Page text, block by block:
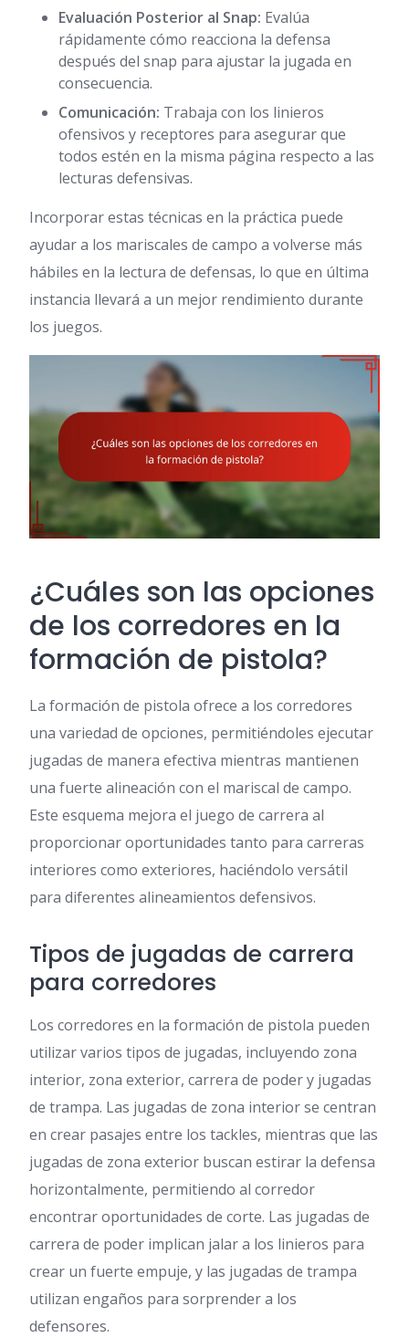
Evaluación Posterior al Snap: Evalúa
rápidamente cómo reacciona la defensa
después del snap para ajustar la jugada en
consecuencia.
Comunicación: Trabaja con los linieros
ofensivos y receptores para asegurar que
todos estén en la misma página respecto a las
lecturas defensivas.
Incorporar estas técnicas en la práctica puede
ayudar a los mariscales de campo a volverse más
hábiles en la lectura de defensas, lo que en última
instancia llevará a un mejor rendimiento durante
los juegos.
¿Cuáles son las opciones
de los corredores en la
formación de pistola?
La formación de pistola ofrece a los corredores
una variedad de opciones, permitiéndoles ejecutar
jugadas de manera efectiva mientras mantienen
una fuerte alineación con el mariscal de campo.
Este esquema mejora el juego de carrera al
proporcionar oportunidades tanto para carreras
interiores como exteriores, haciéndolo versátil
para diferentes alineamientos defensivos.
Tipos de jugadas de carrera
para corredores
Los corredores en la formación de pistola pueden
utilizar varios tipos de jugadas, incluyendo zona
interior, zona exterior, carrera de poder y jugadas
de trampa. Las jugadas de zona interior se centran
en crear pasajes entre los tackles, mientras que las
jugadas de zona exterior buscan estirar la defensa
horizontalmente, permitiendo al corredor
encontrar oportunidades de corte. Las jugadas de
carrera de poder implican jalar a los linieros para
crear un fuerte empuje, y las jugadas de trampa
utilizan engaños para sorprender a los
defensores.